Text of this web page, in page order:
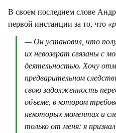
В своем последнем слове
первой инстанции за то, что
— Он установил, что
их невозврат связаны с
деятельностью. Хочу
предварительном
свою задолженность
объеме, в котором
некоторых моментах и
только от меня: я